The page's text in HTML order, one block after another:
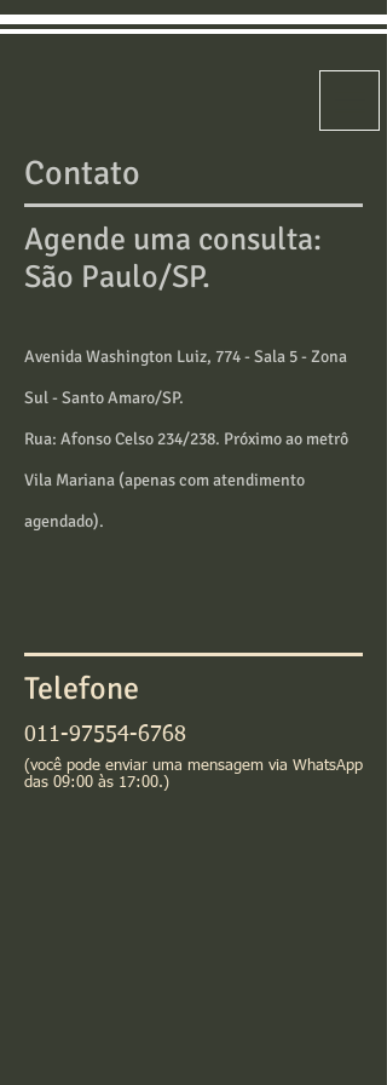
Contato
Agende uma consulta:
São Paulo/SP.
Avenida Washington Luiz, 774 - Sala 5 - Zona
Sul - Santo Amaro/SP.
Rua: Afonso Celso 234/238. Próximo ao metrô
Vila Mariana (apenas com atendimento
agendado).
Telefone
011-97554-6768
(você pode enviar uma mensagem via WhatsApp
das 09:00 às 17:00.)